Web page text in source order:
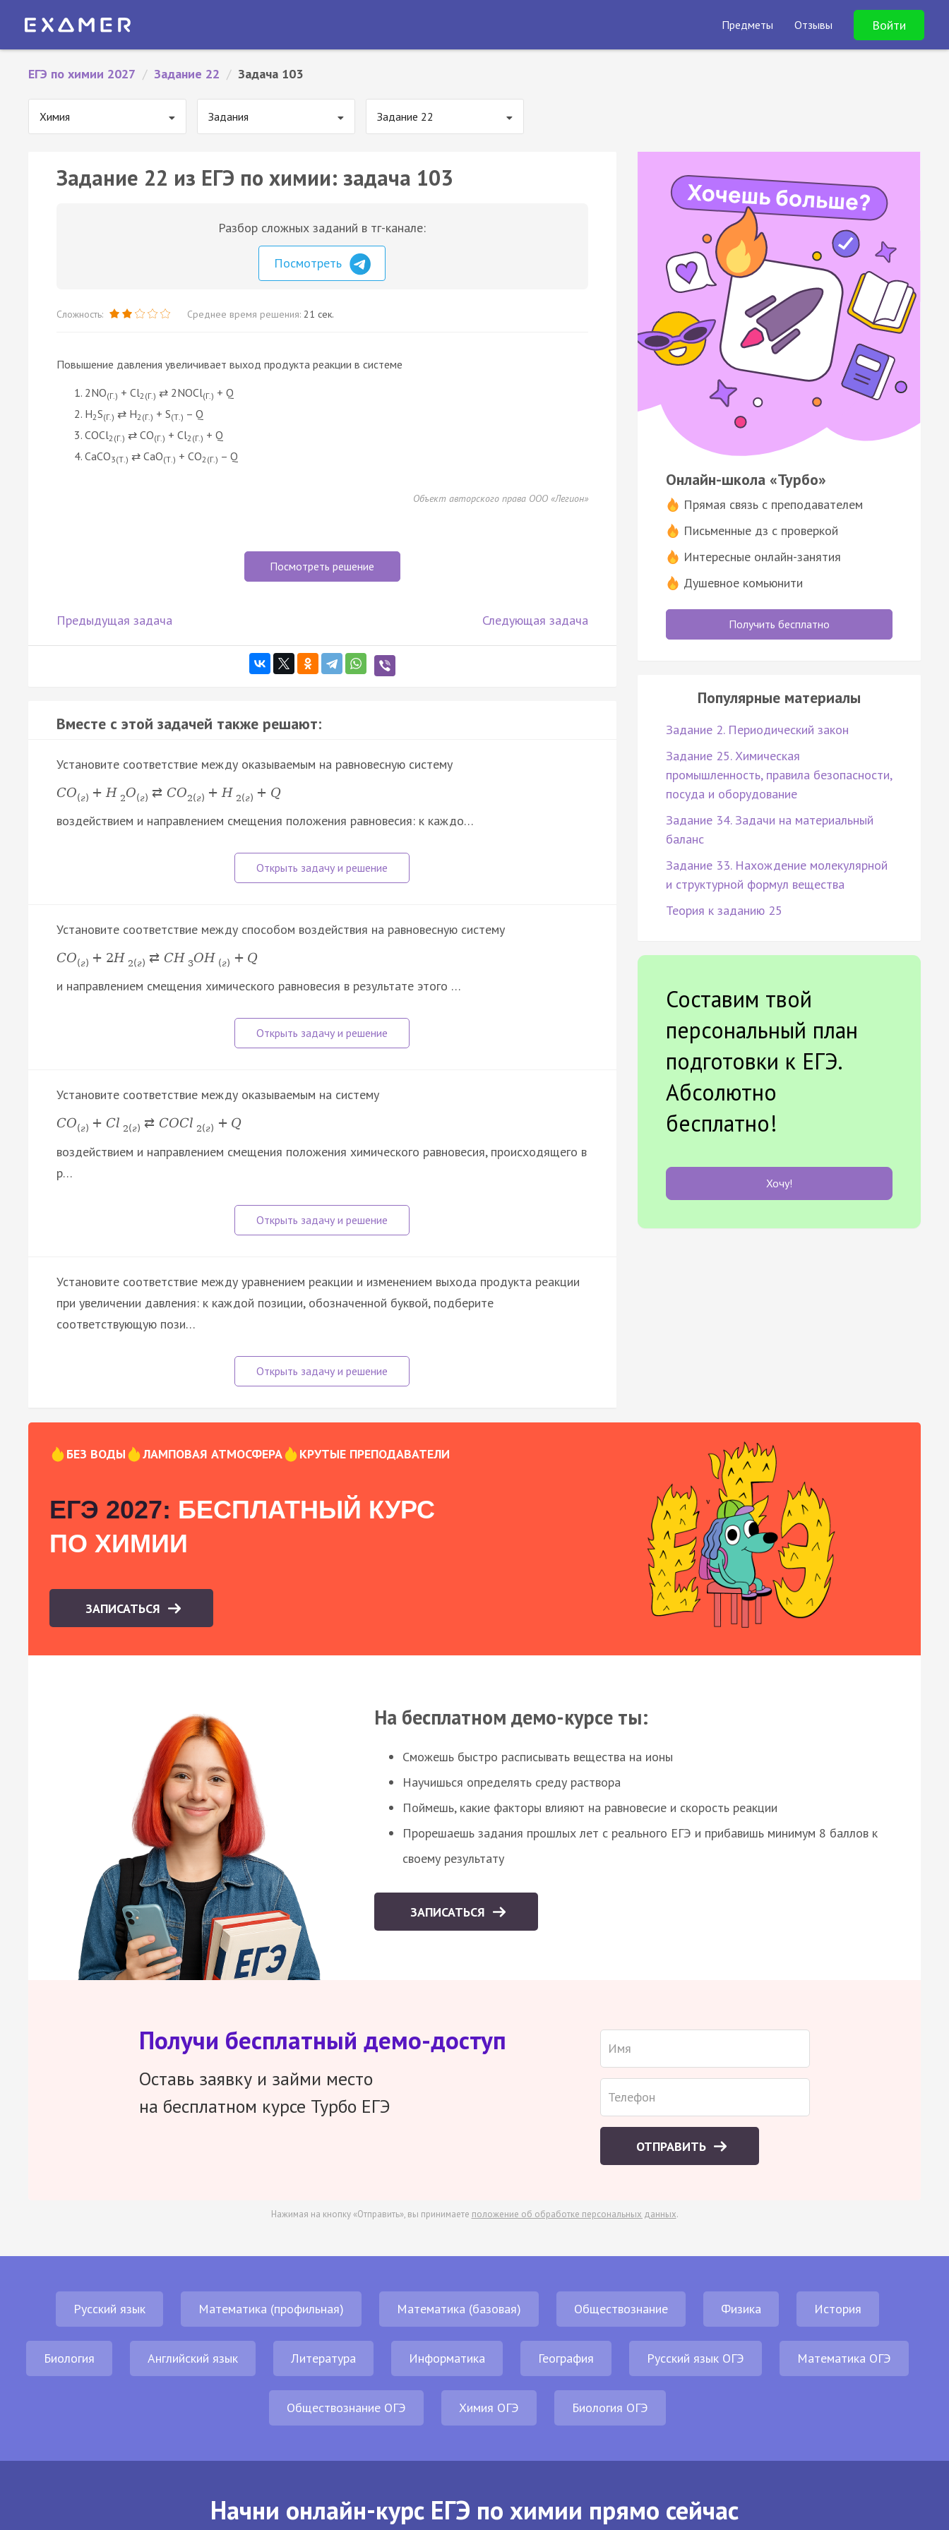
Предметы Отзывы Войти
ЕГЭ по химии 2027 / Задание 22 / Задача 103
Химия Задания Задание 22
Задание 22 из ЕГЭ по химии: задача 103
Разбор сложных заданий в тг-канале:
Посмотреть
Сложность: Среднее время решения: 21 сек.
Повышение давления увеличивает выход продукта реакции в системе
2NO(Г.) + Cl2(Г.) ⇄ 2NOCl(Г.) + Q
H2S(Г.) ⇄ H2(Г.) + S(Т.) – Q
COCl2(Г.) ⇄ CO(Г.) + Cl2(Г.) + Q
CaCO3(Т.) ⇄ CaO(Т.) + CO2(Г.) – Q
Объект авторского права ООО «Легион»
Посмотреть решение
Предыдущая задача Следующая задача
Вместе с этой задачей также решают:
Установите соответствие между оказываемым на равновесную систему
CO(г) + H 2O(г) ⇄ CO2(г) + H 2(г) + Q
воздействием и направлением смещения положения равновесия: к каждо…
Установите соответствие между способом воздействия на равновесную систему
CO(г) + 2H 2(г) ⇄ CH 3OH (г) + Q
и направлением смещения химического равновесия в результате этого …
Установите соответствие между оказываемым на систему
CO(г) + Cl 2(г) ⇄ COCl 2(г) + Q
воздействием и направлением смещения положения химического равновесия, происходящего в
р…
Установите соответствие между уравнением реакции и изменением выхода продукта реакции
при увеличении давления: к каждой позиции, обозначенной буквой, подберите
соответствующую пози…
Онлайн-школа «Турбо»
Прямая связь с преподавателем
Письменные дз с проверкой
Интересные онлайн-занятия
Душевное комьюнити
Получить бесплатно
Популярные материалы
Задание 2. Периодический закон
Задание 25. Химическая
промышленность, правила безопасности,
посуда и оборудование
Задание 34. Задачи на материальный
баланс
Задание 33. Нахождение молекулярной
и структурной формул вещества
Теория к заданию 25
Составим твой
персональный план
подготовки к ЕГЭ.
Абсолютно
бесплатно!
Хочу!
БЕЗ ВОДЫ ЛАМПОВАЯ АТМОСФЕРА КРУТЫЕ ПРЕПОДАВАТЕЛИ
ЕГЭ 2027: БЕСПЛАТНЫЙ КУРС
ПО ХИМИИ
ЗАПИСАТЬСЯ
На бесплатном демо-курсе ты:
Сможешь быстро расписывать вещества на ионы
Научишься определять среду раствора
Поймешь, какие факторы влияют на равновесие и скорость реакции
Прорешаешь задания прошлых лет с реального ЕГЭ и прибавишь минимум 8 баллов к
своему результату
ЗАПИСАТЬСЯ
Получи бесплатный демо-доступ
Оставь заявку и займи место
на бесплатном курсе Турбо ЕГЭ
ОТПРАВИТЬ
Нажимая на кнопку «Отправить», вы принимаете положение об обработке персональных данных.
Русский язык Математика (профильная) Математика (базовая) Обществознание Физика История
Биология Английский язык Литература Информатика География Русский язык ОГЭ Математика ОГЭ
Обществознание ОГЭ Химия ОГЭ Биология ОГЭ
Начни онлайн-курс ЕГЭ по химии прямо сейчас